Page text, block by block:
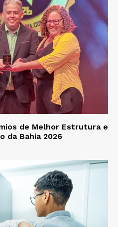
de Melhor Estrutura e
da Bahia 2026